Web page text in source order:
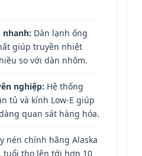
nhanh: Dàn lạnh ống
giúp truyền nhiệt
so với dàn nhôm.
nghiệp: Hệ thống
tủ và kính Low-E giúp
quan sát hàng hóa.
nén chính hãng Alaska
tuổi thọ lên tới hơn 10